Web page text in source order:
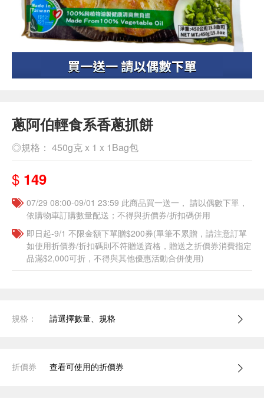
蔥阿伯輕食系香蔥抓餅
◎規格： 450g克 x 1 x 1Bag包
$ 149
07/29 08:00-09/01 23:59 此商品買一送一， 請以偶數下單，
依購物車訂購數量配送；不得與折價券/折扣碼併用
即日起-9/1 不限金額下單贈$200券(單筆不累贈，請注意訂單
如使用折價券/折扣碼則不符贈送資格，贈送之折價券消費指定
品滿$2,000可折，不得與其他優惠活動合併使用)
規格： 請選擇數量、規格
折價券 查看可使用的折價券